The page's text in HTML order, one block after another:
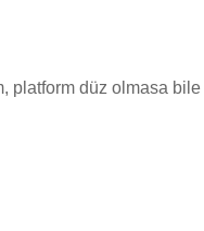
platform düz olmasa